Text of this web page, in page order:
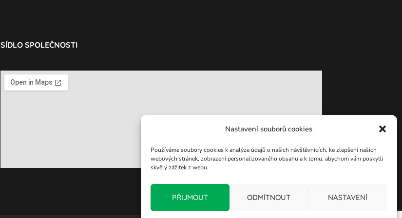
Nastavení souborů cookies
Používáme soubory cookies k analýze údajů o našich návštěvnících, ke zlepšení našich
webových stránek, zobrazení personalizovaného obsahu a k tomu, abychom vám poskytli
skvělý zážitek z webu.
PŘIJMOUT ODMÍTNOUT NASTAVENÍ
SÍDLO SPOLEČNOSTI